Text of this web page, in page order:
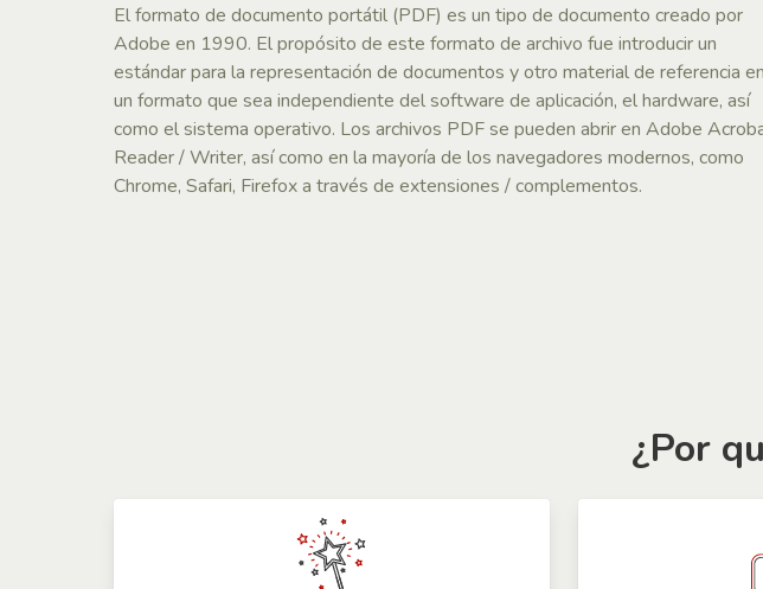
El formato de documento portátil (PDF) es un tipo de documento creado por
Adobe en 1990. El propósito de este formato de archivo fue introducir un
estándar para la representación de documentos y otro material de referencia en
un formato que sea independiente del software de aplicación, el hardware, así
como el sistema operativo. Los archivos PDF se pueden abrir en Adobe
Reader / Writer, así como en la mayoría de los navegadores modernos, como
Chrome, Safari, Firefox a través de extensiones / complementos.
¿Por